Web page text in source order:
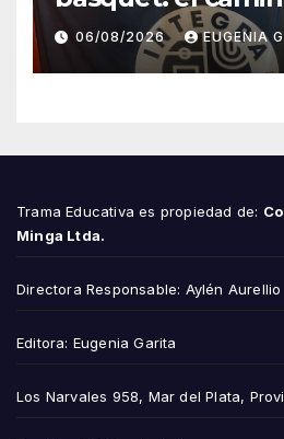
esfuerzo familiar
que valió un
06/08/2026 EUGENIA
Trama Educativa es propiedad de:
Minga Ltda.
Directora Responsable: Aylén Aurellio
Editora: Eugenia Garita
Los Narvales 958, Mar del Plata,